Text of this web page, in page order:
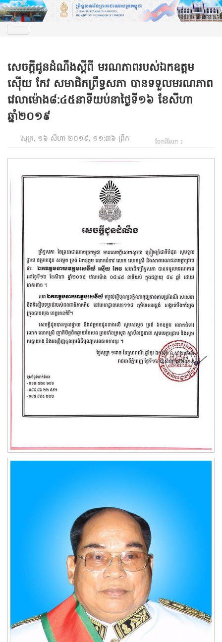
សេចក្តីជូនដំណឹងស្តីពី មរណភាពរបស់ឯកឧត្តម
ស៊ើយ កែវ សមាជិកព្រឹទ្ធសភា បានទទួលមរណភាព
វេលាម៉ោង៨:៤៥នាទីយប់នាថ្ងៃទី១៦ ខែសីហា
ឆ្នាំ២០១៩
សុក្រ, ១៦ សីហា ២០១៩, ១១:៣៦ ព្រឹក ចែករំលែក ៖